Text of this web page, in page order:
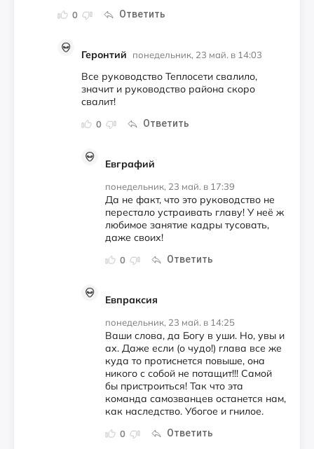
0 Ответить
Геронтий понедельник, 23 май. в 14:03
0 Ответить
Все руководство Теплосети свалило,
значит и руководство района скоро
свалит!
Евграфий
понедельник, 23 май. в 17:39
0 Ответить
Да не факт, что это руководство не
перестало устраивать главу! У неё ж
любимое занятие кадры тусовать,
даже своих!
Евпраксия
понедельник, 23 май. в 14:25
0 Ответить
Ваши слова, да Богу в уши. Но, увы и
ах. Даже если (о чудо!) глава все же
куда то протиснется повыше, она
никого с собой не потащит!!! Самой
бы пристроиться! Так что эта
команда самозванцев останется нам,
как наследство. Убогое и гнилое.